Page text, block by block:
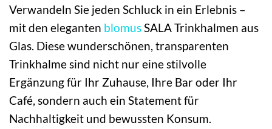
Verwandeln Sie jeden Schluck in ein Erlebnis –
mit den eleganten blomusSALA Trinkhalmen aus
Glas. Diese wunderschönen, transparenten
Trinkhalme sind nicht nur eine stilvolle
Ergänzung für Ihr Zuhause, Ihre Bar oder Ihr
Café, sondern auch ein Statement für
Nachhaltigkeit und bewussten Konsum.